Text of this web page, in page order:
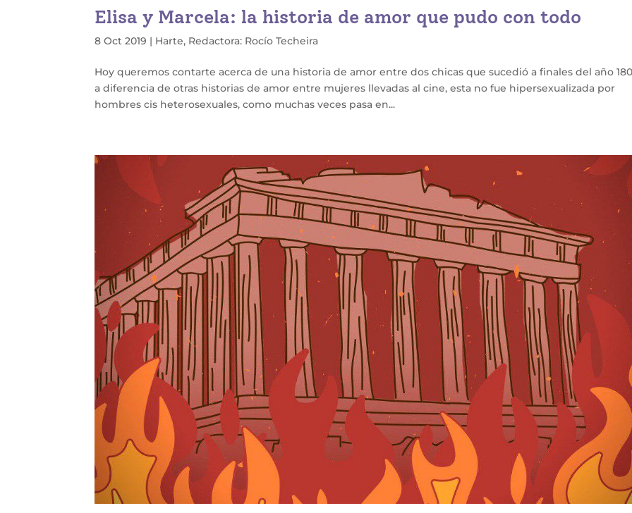
Elisa y Marcela: la historia de amor que pudo con todo
8 Oct 2019 | Harte, Redactora: Rocío Techeira
Hoy queremos contarte acerca de una historia de amor entre dos chicas que sucedió a finales del año
a diferencia de otras historias de amor entre mujeres llevadas al cine, esta no fue hipersexualizada por
hombres cis heterosexuales, como muchas veces pasa en...